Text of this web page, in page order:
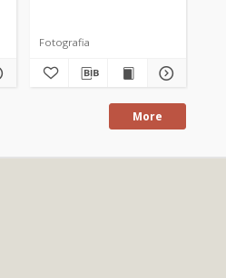
Fotografia
More